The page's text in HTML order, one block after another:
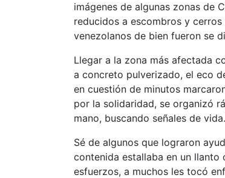
imágenes de algunas zonas de
reducidos a escombros y
venezolanos de bien fueron se
Llegar a la zona más afectada
a concreto pulverizado, el eco
en cuestión de minutos
por la solidaridad, se organizó
mano, buscando señales de vida.
Sé de algunos que lograron
contenida estallaba en un
esfuerzos, a muchos les tocó